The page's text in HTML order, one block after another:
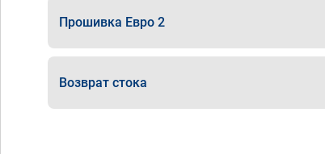
Прошивка Евро 2
Возврат стока